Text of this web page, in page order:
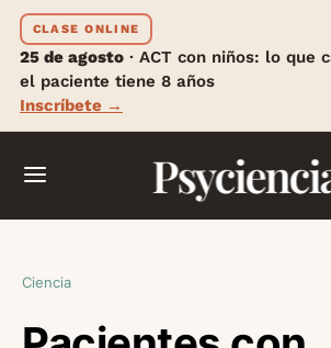
CLASE ONLINE
25 de agosto · ACT con niños: lo que
el paciente tiene 8 años
Inscríbete →
Ciencia